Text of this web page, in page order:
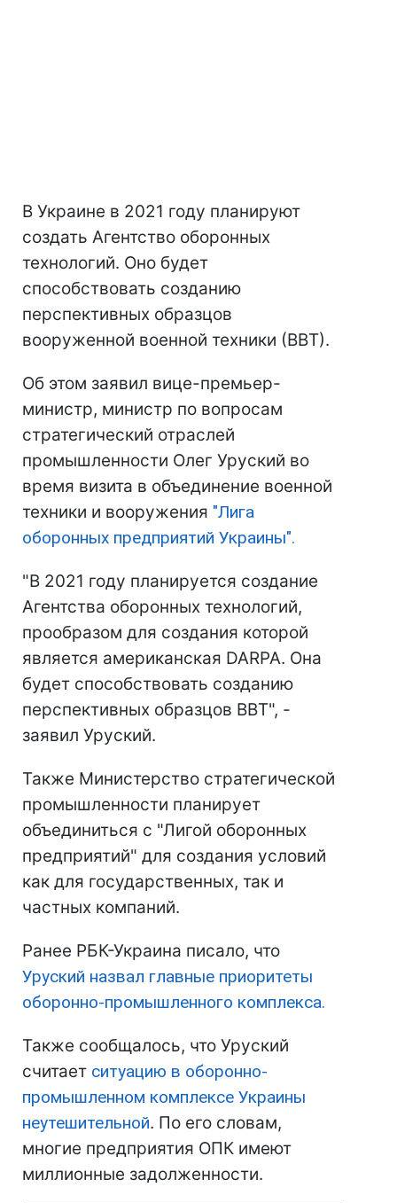
В Украине в 2021 году планируют
создать Агентство оборонных
технологий. Оно будет
способствовать созданию
перспективных образцов
вооруженной военной техники (ВВТ).
Об этом заявил вице-премьер-
министр, министр по вопросам
стратегический отраслей
промышленности Олег Уруский во
время визита в объединение военной
техники и вооружения "Лига
оборонных предприятий Украины".
"В 2021 году планируется создание
Агентства оборонных технологий,
прообразом для создания которой
является американская DARPA. Она
будет способствовать созданию
перспективных образцов ВВТ", -
заявил Уруский.
Также Министерство стратегической
промышленности планирует
объединиться с "Лигой оборонных
предприятий" для создания условий
как для государственных, так и
частных компаний.
Ранее РБК-Украина писало, что
Уруский назвал главные приоритеты
оборонно-промышленного комплекса.
Также сообщалось, что Уруский
считает ситуацию в оборонно-
промышленном комплексе Украины
неутешительной. По его словам,
многие предприятия ОПК имеют
миллионные задолженности.